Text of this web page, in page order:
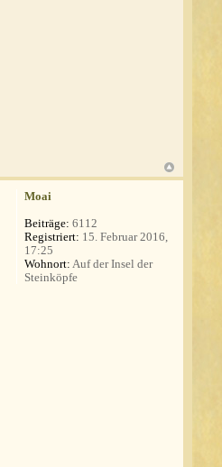
Moai
Beiträge: 6112
Registriert: 15. Februar 2016,
17:25
Wohnort: Auf der Insel der
Steinköpfe